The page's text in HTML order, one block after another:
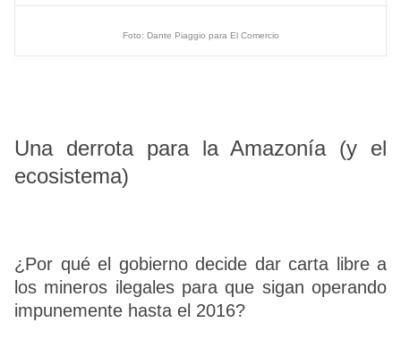
Foto: Dante Piaggio para El Comercio
Una derrota para la Amazonía (y el
ecosistema)
¿Por qué el gobierno decide dar carta libre a
los mineros ilegales para que sigan operando
impunemente hasta el 2016?